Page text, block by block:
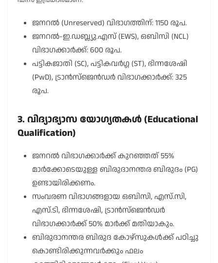
ജനറൽ (Unreserved) വിഭാഗത്തിന്: 1150 രൂപ.
ജനറൽ-ഇ.ഡബ്ല്യു.എസ് (EWS), ഒബിസി (NCL)
വിഭാഗക്കാർക്ക്: 600 രൂപ.
പട്ടികജാതി (SC), പട്ടികവർഗ്ഗ (ST), ഭിന്നശേഷി
(PwD), ട്രാൻസ്‌ജെൻഡർ വിഭാഗക്കാർക്ക്: 325
രൂപ.
3. വിദ്യാഭ്യാസ യോഗ്യതകൾ (Educational
Qualification)
ജനറൽ വിഭാഗക്കാർക്ക് കുറഞ്ഞത് 55%
മാർക്കോടെയുള്ള ബിരുദാനന്തര ബിരുദം (PG)
ഉണ്ടായിരിക്കണം.
സംവരണ വിഭാഗങ്ങളായ ഒബിസി, എസ്.സി,
എസ്.ടി, ഭിന്നശേഷി, ട്രാൻസ്‌ജെൻഡർ
വിഭാഗക്കാർക്ക് 50% മാർക്ക് മതിയാകും.
ബിരുദാനന്തര ബിരുദ കോഴ്‌സുകൾക്ക് പഠിച്ചു
കൊണ്ടിരിക്കുന്നവർക്കും ഫലം